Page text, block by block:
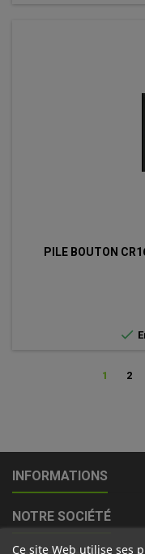
PILE BOUTON

1 2
INFORMATIONS
NOTRE SOCIÉTÉ
Ce site Web utilise ses